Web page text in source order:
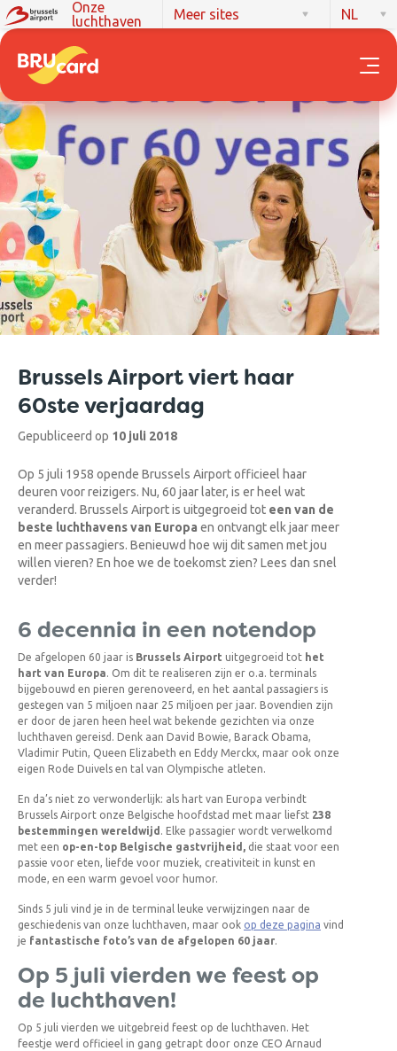
Onze
luchthaven
Meer sites NL
Brussels Airport viert haar
60ste verjaardag
Gepubliceerd op 10 juli 2018
Op 5 juli 1958 opende Brussels Airport officieel haar
deuren voor reizigers. Nu, 60 jaar later, is er heel wat
veranderd. Brussels Airport is uitgegroeid tot een van de
beste luchthavens van Europa en ontvangt elk jaar meer
en meer passagiers. Benieuwd hoe wij dit samen met jou
willen vieren? En hoe we de toekomst zien? Lees dan snel
verder!
6 decennia in een notendop
De afgelopen 60 jaar is Brussels Airport uitgegroeid tot het
hart van Europa. Om dit te realiseren zijn er o.a. terminals
bijgebouwd en pieren gerenoveerd, en het aantal passagiers is
gestegen van 5 miljoen naar 25 miljoen per jaar. Bovendien zijn
er door de jaren heen heel wat bekende gezichten via onze
luchthaven gereisd. Denk aan David Bowie, Barack Obama,
Vladimir Putin, Queen Elizabeth en Eddy Merckx, maar ook onze
eigen Rode Duivels en tal van Olympische atleten.
En da’s niet zo verwonderlijk: als hart van Europa verbindt
Brussels Airport onze Belgische hoofdstad met maar liefst 238
bestemmingen wereldwijd . Elke passagier wordt verwelkomd
met een op-en-top Belgische gastvrijheid, die staat voor een
passie voor eten, liefde voor muziek, creativiteit in kunst en
mode, en een warm gevoel voor humor.
Sinds 5 juli vind je in de terminal leuke verwijzingen naar de
geschiedenis van onze luchthaven, maar ook op deze pagina vind
je fantastische foto’s van de afgelopen 60 jaar.
Op 5 juli vierden we feest op
de luchthaven!
Op 5 juli vierden we uitgebreid feest op de luchthaven. Het
feestje werd officieel in gang getrapt door onze CEO Arnaud